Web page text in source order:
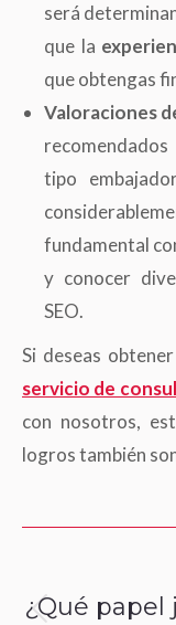
será
que la
que obtengas
Valoraciones
tipo
fundamental
y conocer
SEO.
Si deseas
servicio de
con nosotros,
logros también
¿Qué papel